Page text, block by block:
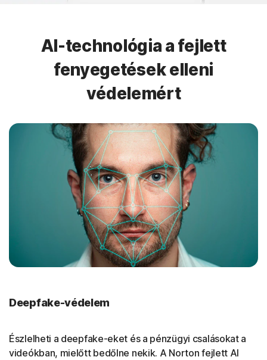
AI-technológia a fejlett
fenyegetések elleni
védelemért
Deepfake-védelem
Észlelheti a deepfake-eket és a pénzügyi csalásokat a
videókban, mielőtt bedőlne nekik. A Norton fejlett AI